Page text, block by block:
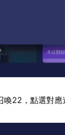
22，點選對